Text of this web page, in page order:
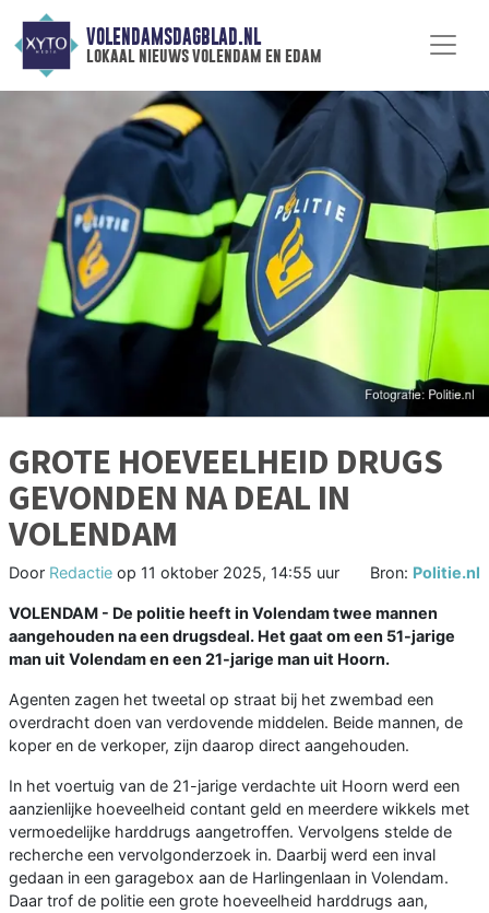
VOLENDAMSDAGBLAD.NL
lokaal nieuws volendam en edam
GROTE HOEVEELHEID DRUGS
GEVONDEN NA DEAL IN
VOLENDAM
Door Redactie op 11 oktober 2025, 14:55 uur Bron: Politie.nl
VOLENDAM - De politie heeft in Volendam twee mannen
aangehouden na een drugsdeal. Het gaat om een 51-jarige
man uit Volendam en een 21-jarige man uit Hoorn.
Agenten zagen het tweetal op straat bij het zwembad een
overdracht doen van verdovende middelen. Beide mannen, de
koper en de verkoper, zijn daarop direct aangehouden.
In het voertuig van de 21-jarige verdachte uit Hoorn werd een
aanzienlijke hoeveelheid contant geld en meerdere wikkels met
vermoedelijke harddrugs aangetroffen. Vervolgens stelde de
recherche een vervolgonderzoek in. Daarbij werd een inval
gedaan in een garagebox aan de Harlingenlaan in Volendam.
Daar trof de politie een grote hoeveelheid harddrugs aan,